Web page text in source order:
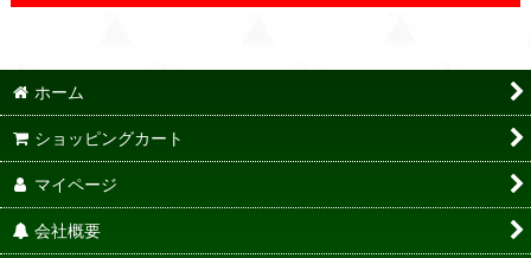
ホーム
ショッピングカート
マイページ
会社概要